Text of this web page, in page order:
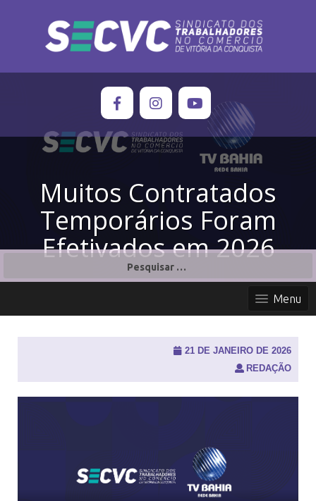
Muitos Contratados
Temporários Foram
Efetivados em 2026
u
Menu
21 DE JANEIRO DE 2026
REDAÇÃO